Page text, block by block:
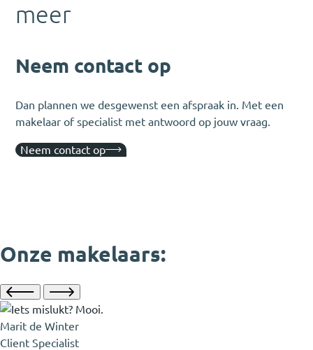
meer
Neem contact op
Dan plannen we desgewenst een afspraak in. Met een
makelaar of specialist met antwoord op jouw vraag.
Neem contact op
Onze makelaars:
Marit de Winter
Client Specialist